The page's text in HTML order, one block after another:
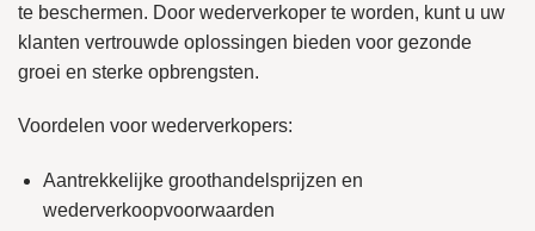
te beschermen. Door wederverkoper te worden, kunt u uw
klanten vertrouwde oplossingen bieden voor gezonde
groei en sterke opbrengsten.
Voordelen voor wederverkopers:
Aantrekkelijke groothandelsprijzen en
wederverkoopvoorwaarden